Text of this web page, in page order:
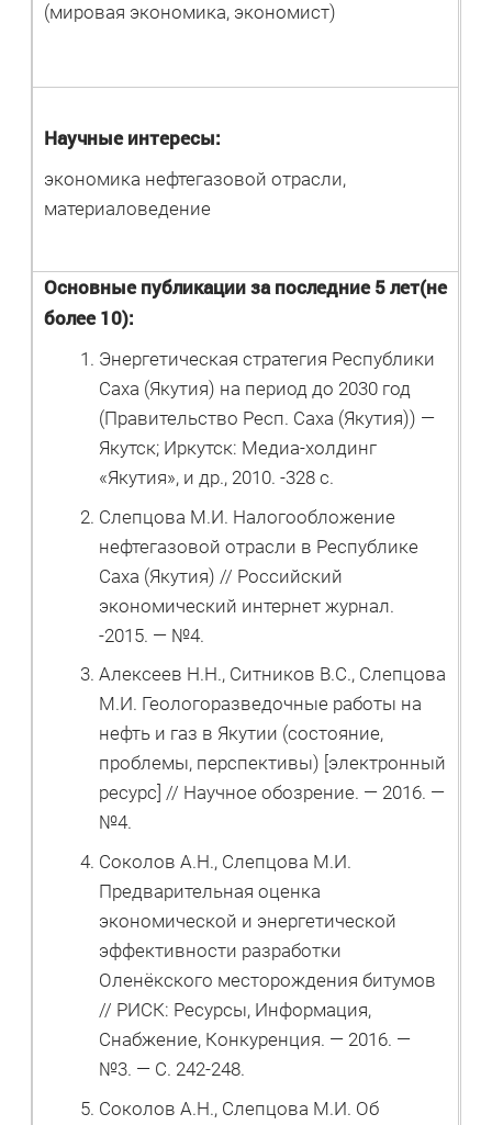
(мировая экономика, экономист)
Научные интересы:
экономика нефтегазовой отрасли,
материаловедение
Основные публикации за последние 5 лет(не
более 10):
Энергетическая стратегия Республики
Саха (Якутия) на период до 2030 год
(Правительство Респ. Саха (Якутия)) —
Якутск; Иркутск: Медиа-холдинг
«Якутия», и др., 2010. -328 с.
Слепцова М.И. Налогообложение
нефтегазовой отрасли в Республике
Саха (Якутия) // Российский
экономический интернет журнал.
-2015. — №4.
Алексеев Н.Н., Ситников В.С., Слепцова
М.И. Геологоразведочные работы на
нефть и газ в Якутии (состояние,
проблемы, перспективы) [электронный
ресурс] // Научное обозрение. — 2016. —
№4.
Соколов А.Н., Слепцова М.И.
Предварительная оценка
экономической и энергетической
эффективности разработки
Оленёкского месторождения битумов
// РИСК: Ресурсы, Информация,
Снабжение, Конкуренция. — 2016. —
№3. — С. 242-248.
Соколов А.Н., Слепцова М.И. Об